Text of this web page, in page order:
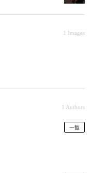
1 Images
1 Authors
一覧